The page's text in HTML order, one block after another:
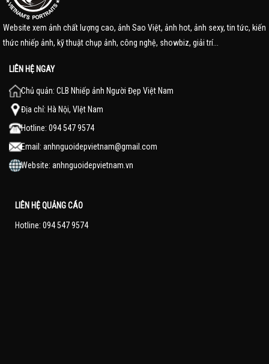
Website xem ảnh chất lượng cao, ảnh Sao Việt, ảnh hot, ảnh sexy, tin tức, kiến
thức nhiếp ảnh, kỹ thuật chụp ảnh, công nghệ, showbiz, giải trí...
LIÊN HỆ NGAY
Chủ quản: CLB Nhiếp ảnh Người Đẹp Việt Nam
Địa chỉ: Hà Nội, VIệt Nam
Hotline: 094 547 9574
Email: anhnguoidepvietnam@gmail.com
Website: anhnguoidepvietnam.vn
LIÊN HỆ QUẢNG CÁO
Hotline: 094 547 9574